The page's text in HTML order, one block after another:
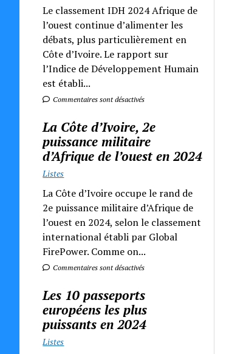
Le classement IDH 2024 Afrique de
l’ouest continue d’alimenter les
débats, plus particulièrement en
Côte d’Ivoire. Le rapport sur
l’Indice de Développement Humain
est établi...
Commentaires sont désactivés
La Côte d’Ivoire, 2e
puissance militaire
d’Afrique de l’ouest en 2024
Listes
La Côte d’Ivoire occupe le rand de
2e puissance militaire d’Afrique de
l’ouest en 2024, selon le classement
international établi par Global
FirePower. Comme on...
Commentaires sont désactivés
Les 10 passeports
européens les plus
puissants en 2024
Listes